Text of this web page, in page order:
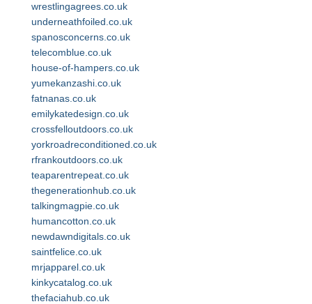
wrestlingagrees.co.uk
underneathfoiled.co.uk
spanosconcerns.co.uk
telecomblue.co.uk
house-of-hampers.co.uk
yumekanzashi.co.uk
fatnanas.co.uk
emilykatedesign.co.uk
crossfelloutdoors.co.uk
yorkroadreconditioned.co.uk
rfrankoutdoors.co.uk
teaparentrepeat.co.uk
thegenerationhub.co.uk
talkingmagpie.co.uk
humancotton.co.uk
newdawndigitals.co.uk
saintfelice.co.uk
mrjapparel.co.uk
kinkycatalog.co.uk
thefaciahub.co.uk